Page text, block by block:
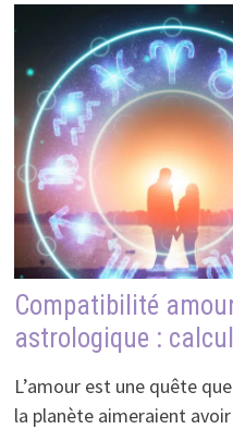
Compatibilité
astrologique :
L’amour est une quête
la planète aimeraient